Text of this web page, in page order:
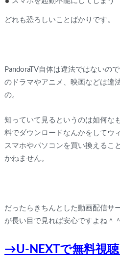
どれも恐ろしいことばかりです。
PandoraTV自体は違法ではないの
のドラマやアニメ、映画などは違
の。
知っていて見るというのは如何な
料でダウンロードなんかをしてウ
スマホやパソコンを買い換えるこ
かねません。
だったらきちんとした動画配信サ
が長い目で見れば安心ですよね＾＾
→U-NEXTで無料視